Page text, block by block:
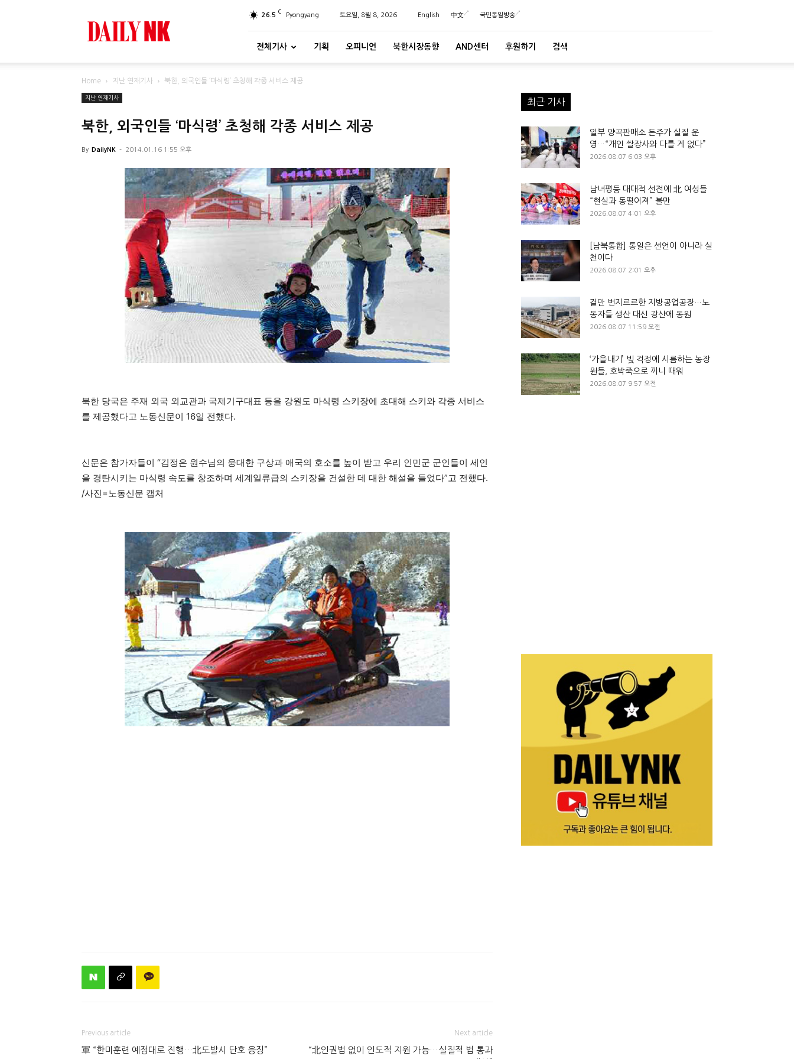
26.5 C Pyongyang 토요일, 8월 8, 2026 English 中文 국민통일방송
전체기사 기획 오피니언 북한시장동향 AND센터 후원하기 검색
Home 지난 연재기사 북한, 외국인들 ‘마식령’ 초청해 각종 서비스 제공
지난 연재기사
북한, 외국인들 ‘마식령’ 초청해 각종 서비스 제공
By DailyNK - 2014.01.16 1:55 오후
북한 당국은 주재 외국 외교관과 국제기구대표 등을 강원도 마식령 스키장에 초대해 스키와 각종 서비스
를 제공했다고 노동신문이 16일 전했다.
신문은 참가자들이 “김정은 원수님의 웅대한 구상과 애국의 호소를 높이 받고 우리 인민군 군인들이 세인
을 경탄시키는 마식령 속도를 창조하며 세계일류급의 스키장을 건설한 데 대한 해설을 들었다”고 전했다.
/사진=노동신문 캡처
Previous article
軍 “한미훈련 예정대로 진행…北도발시 단호 응징”
Next article
“北인권법 없이 인도적 지원 가능…실질적 법 통과
최근 기사
일부 양곡판매소 돈주가 실질 운
영…“개인 쌀장사와 다를 게 없다”
2026.08.07 6:03 오후
남녀평등 대대적 선전에 北 여성들
“현실과 동떨어져” 불만
2026.08.07 4:01 오후
[남북통합] 통일은 선언이 아니라 실
천이다
2026.08.07 2:01 오후
겉만 번지르르한 지방공업공장…노
동자들 생산 대신 광산에 동원
2026.08.07 11:59 오전
‘가을내기’ 빚 걱정에 시름하는 농장
원들, 호박죽으로 끼니 때워
2026.08.07 9:57 오전